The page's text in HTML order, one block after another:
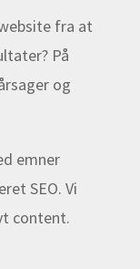
fra at
På
og
emner
SEO. Vi
content.